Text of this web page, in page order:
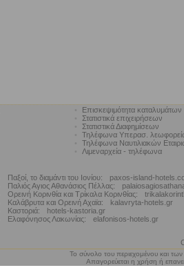
Επισκεψιμότητα καταλυμάτων
Στατιστικά επιχειρήσεων
Στατιστικά Διαφημίσεων
Τηλέφωνα Υπερασ.
Τηλέφωνα Ναυτιλιακών
Λιμεναρχεία - τηλέφωνα
Παξοί, το διαμάντι του Ιονίου:
paxos-island-
Παλιός Αγιος Αθανάσιος Πέλλας:
Ορεινή Κορινθία και Τρίκαλα Κορινθίας:
Καλάβρυτα και Ορεινή Αχαϊα:
kalavryta-hotels.gr
Καστοριά:
hotels-kastoria.gr
Ελαφόνησος Λακωνίας:
elafonisos-hotels.gr
Το σύνολο του περιεχομένου και
Απαγορεύεται η χρήση ή